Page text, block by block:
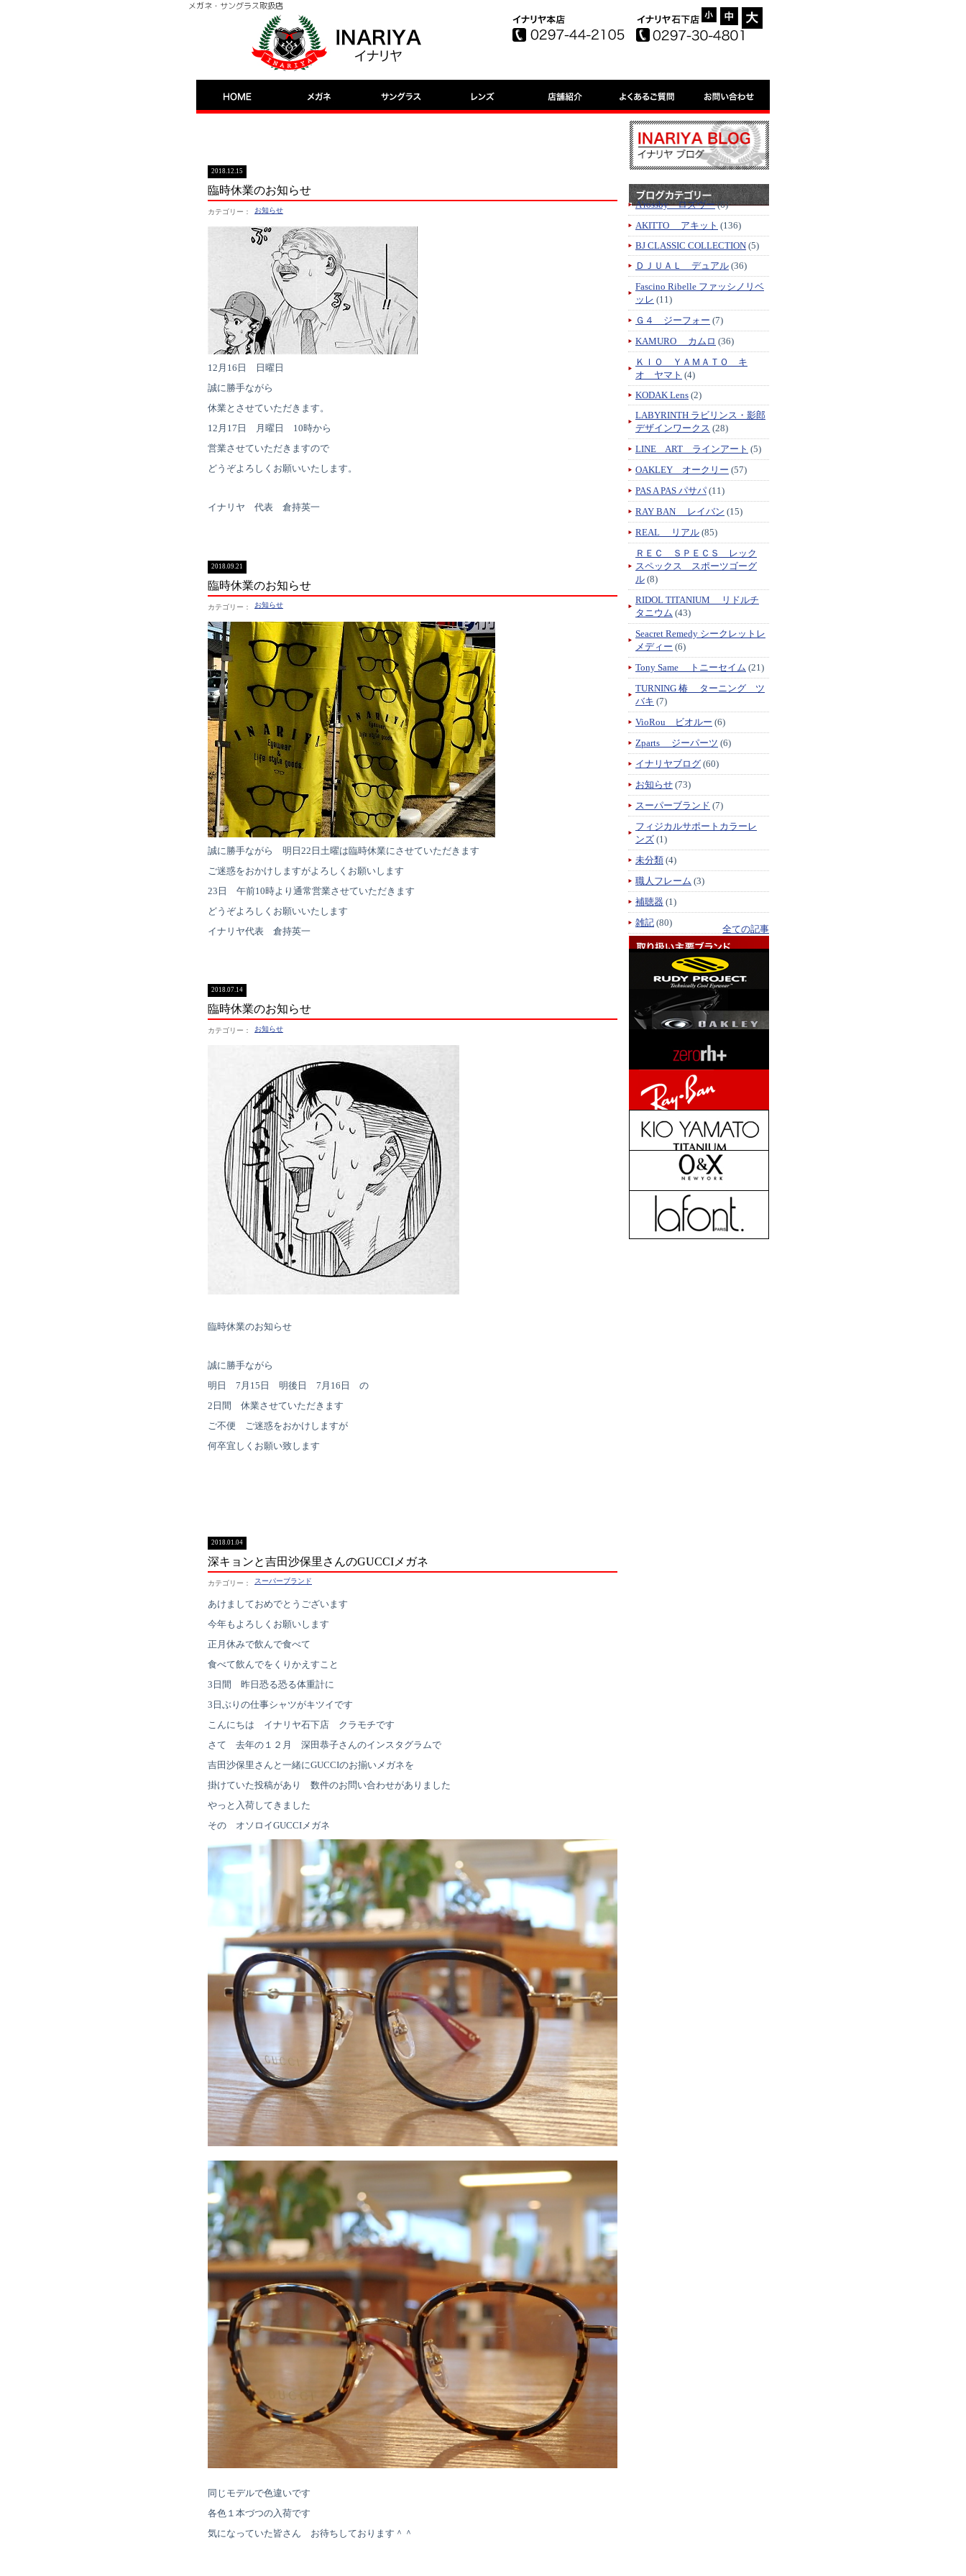
メガネ・サングラス取扱店
- +
=
臨時休業のお知らせ
2018.12.15
お知らせ
12月16日 日曜日
誠に勝手ながら
休業とさせていただきます。
12月17日 月曜日 10時から
営業させていただきますので
どうぞよろしくお願いいたします。
イナリヤ 代表 倉持英一
臨時休業のお知らせ
2018.09.21
お知らせ
誠に勝手ながら 明日22日土曜は臨時休業にさせていただきます
ご迷惑をおかけしますがよろしくお願いします
23日 午前10時より通常営業させていただきます
どうぞよろしくお願いいたします
イナリヤ代表 倉持英一
臨時休業のお知らせ
2018.07.14
お知らせ
臨時休業のお知らせ
誠に勝手ながら
明日 7月15日 明後日 7月16日 の
2日間 休業させていただきます
ご不便 ご迷惑をおかけしますが
何卒宜しくお願い致します
深キョンと吉田沙保里さんのGUCCIメガネ
2018.01.04
スーパーブランド
あけましておめでとうございます
今年もよろしくお願いします
正月休みで飲んで食べて
食べて飲んでをくりかえすこと
3日間 昨日恐る恐る体重計に
3日ぶりの仕事シャツがキツイです
こんにちは イナリヤ石下店 クラモチです
さて 去年の１２月 深田恭子さんのインスタグラムで
吉田沙保里さんと一緒にGUCCIのお揃いメガネを
掛けていた投稿があり 数件のお問い合わせがありました
やっと入荷してきました
その オソロイGUCCIメガネ
同じモデルで色違いです
各色１本づつの入荷です
気になっていた皆さん お待ちしております＾＾
A'rossby ロズヴー(6)
AKITTO アキット (136)
BJ CLASSIC COLLECTION (5)
ＤＪＵＡＬ デュアル (36)
Fascino Ribelle ファッシノリベ
ッレ (11)
Ｇ４ ジーフォー (7)
KAMURO カムロ (36)
ＫＩＯ ＹＡＭＡＴＯ キ
オ ヤマト (4)
KODAK Lens (2)
LABYRINTH ラビリンス・影郎
デザインワークス (28)
LINE ART ラインアート (5)
OAKLEY オークリー (57)
PAS A PAS パサパ (11)
RAY BAN レイバン (15)
REAL リアル (85)
ＲＥＣ ＳＰＥＣＳ レック
スペックス スポーツゴーグ
ル (8)
RIDOL TITANIUM リドルチ
タニウム (43)
Seacret Remedy シークレットレ
メディー (6)
Tony Same トニーセイム (21)
TURNING 椿 ターニング ツ
バキ (7)
VioRou ビオルー (6)
Zparts ジーパーツ (6)
イナリヤブログ (60)
お知らせ (73)
スーパーブランド (7)
フィジカルサポートカラーレ
ンズ (1)
未分類 (4)
職人フレーム (3)
補聴器 (1)
雑記 (80)
全ての記事